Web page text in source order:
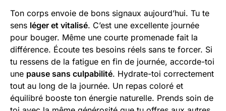
Ton corps envoie de bons signaux aujourd’hui. Tu te
sens léger et vitalisé. C’est une excellente journée
pour bouger. Même une courte promenade fait la
différence. Écoute tes besoins réels sans te forcer. Si
tu ressens de la fatigue en fin de journée, accorde-toi
une pause sans culpabilité. Hydrate-toi correctement
tout au long de la journée. Un repas coloré et
équilibré booste ton énergie naturelle. Prends soin de